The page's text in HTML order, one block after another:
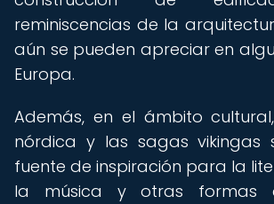
reminiscencias de la
aún se pueden apreciar en
Europa.
Además, en el ámbito
nórdica y las sagas vikingas
fuente de inspiración para la
la música y otras formas